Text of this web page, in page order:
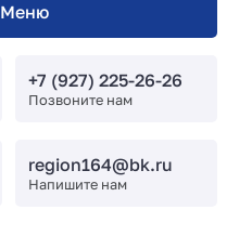
Меню
+7 (927) 225-26-26
Позвоните нам
region164@bk.ru
Напишите нам